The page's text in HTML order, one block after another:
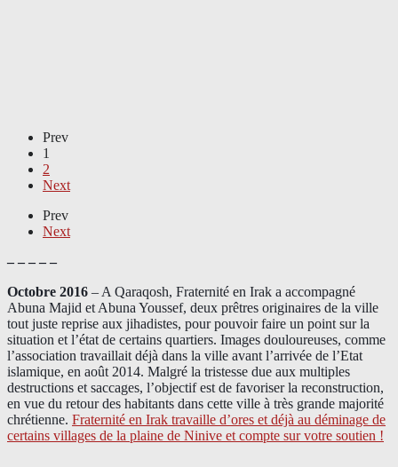
Prev
1
2
Next
Prev
Next
– – – – –
Octobre 2016 – A Qaraqosh, Fraternité en Irak a accompagné
Abuna Majid et Abuna Youssef, deux prêtres originaires de la ville
tout juste reprise aux jihadistes, pour pouvoir faire un point sur la
situation et l’état de certains quartiers. Images douloureuses, comme
l’association travaillait déjà dans la ville avant l’arrivée de l’Etat
islamique, en août 2014. Malgré la tristesse due aux multiples
destructions et saccages, l’objectif est de favoriser la reconstruction,
en vue du retour des habitants dans cette ville à très grande majorité
chrétienne. Fraternité en Irak travaille d’ores et déjà au déminage de
certains villages de la plaine de Ninive et compte sur votre soutien !